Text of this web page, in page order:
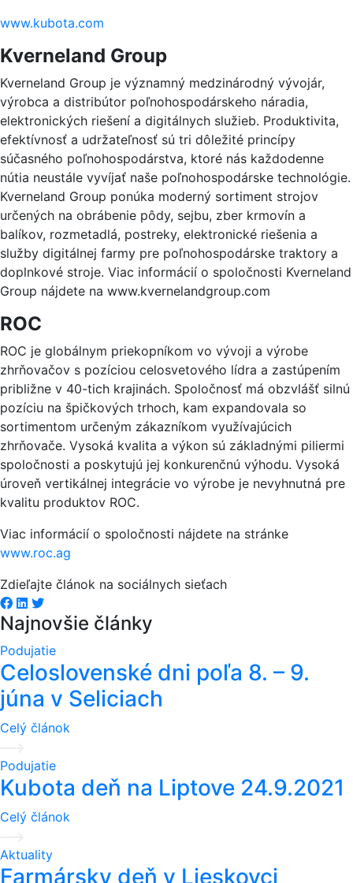
www.kubota.com
Kverneland Group
Kverneland Group je významný medzinárodný vývojár,
výrobca a distribútor poľnohospodárskeho náradia,
elektronických riešení a digitálnych služieb. Produktivita,
efektívnosť a udržateľnosť sú tri dôležité princípy
súčasného poľnohospodárstva, ktoré nás každodenne
nútia neustále vyvíjať naše poľnohospodárske technológie.
Kverneland Group ponúka moderný sortiment strojov
určených na obrábenie pôdy, sejbu, zber krmovín a
balíkov, rozmetadlá, postreky, elektronické riešenia a
služby digitálnej farmy pre poľnohospodárske traktory a
doplnkové stroje. Viac informácií o spoločnosti Kverneland
Group nájdete na www.kvernelandgroup.com
ROC
ROC je globálnym priekopníkom vo vývoji a výrobe
zhrňovačov s pozíciou celosvetového lídra a zastúpením
približne v 40-tich krajinách. Spoločnosť má obzvlášť silnú
pozíciu na špičkových trhoch, kam expandovala so
sortimentom určeným zákazníkom využívajúcich
zhrňovače. Vysoká kvalita a výkon sú základnými piliermi
spoločnosti a poskytujú jej konkurenčnú výhodu. Vysoká
úroveň vertikálnej integrácie vo výrobe je nevyhnutná pre
kvalitu produktov ROC.
Viac informácií o spoločnosti nájdete na stránke
www.roc.ag
Zdieľajte článok na sociálnych sieťach
Facebook share
Linkedin share
Tweet
Najnovšie články
Podujatie
Celoslovenské dni poľa 8. – 9.
júna v Seliciach
Celý článok
Podujatie
Kubota deň na Liptove 24.9.2021
Celý článok
Aktuality
Farmársky deň v Lieskovci